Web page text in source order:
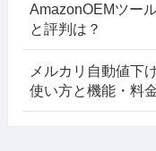
AmazonOEMツー
と評判は？
メルカリ自動値下
使い方と機能・料